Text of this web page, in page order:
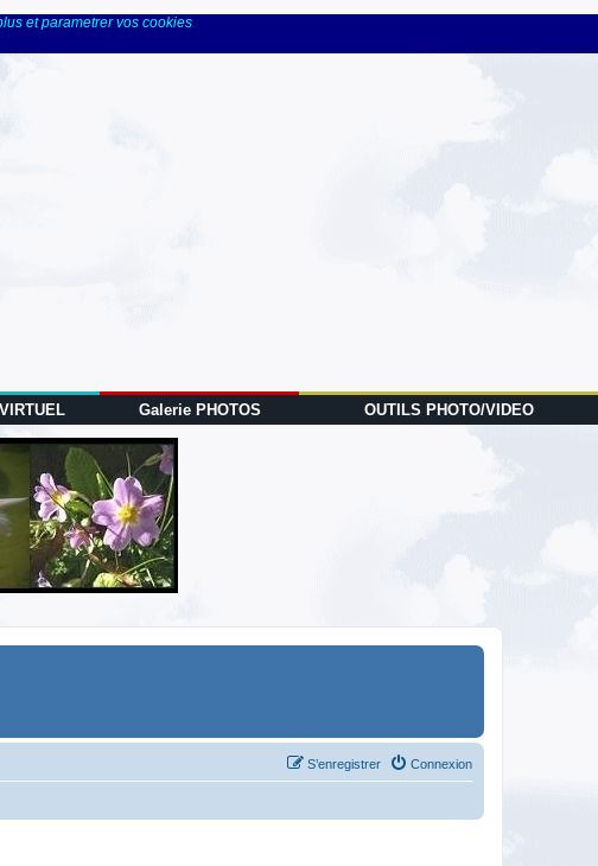
et parametrer vos cookies
Galerie PHOTOS OUTILS PHOTO/VIDEO
Connexion
S’enregistrer